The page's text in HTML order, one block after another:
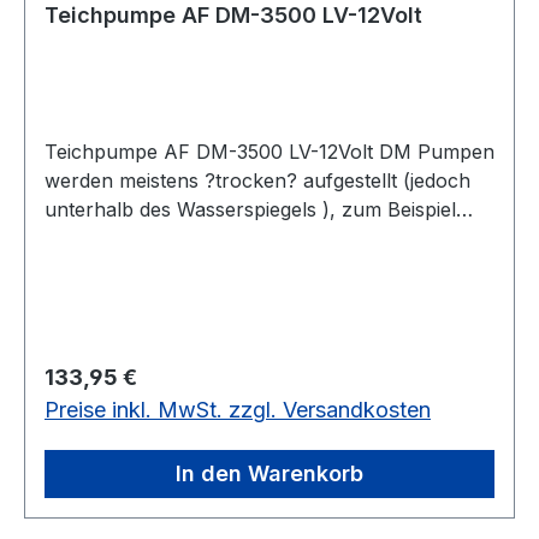
Teichpumpe AF DM-3500 LV-12Volt
Teichpumpe AF DM-3500 LV-12Volt DM Pumpen
werden meistens ?trocken? aufgestellt (jedoch
unterhalb des Wasserspiegels ), zum Beispiel
Synchronmotor? für Süß- und Salzwasser
geeignet? schaltet sich automatisch aus, wenn
trockene Aufstellung geeignet? kann
Schmutzpartikel bis 6mm fördernDie neue Serie
Regulärer Preis:
133,95 €
Preise inkl. MwSt. zzgl. Versandkosten
In den Warenkorb